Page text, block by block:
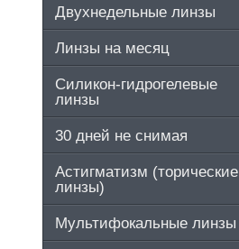
Двухнедельные линзы
Линзы на месяц
Силикон-гидрогелевые
линзы
30 дней не снимая
Астигматизм (торические
линзы)
Мультифокальные линзы